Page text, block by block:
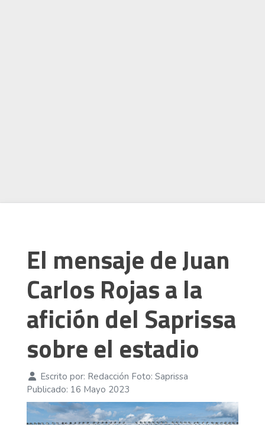
El mensaje de Juan
Carlos Rojas a la
afición del Saprissa
sobre el estadio
Escrito por: Redacción Foto: Saprissa
Publicado: 16 Mayo 2023